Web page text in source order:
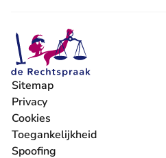
Sitemap
Privacy
Cookies
Toegankelijkheid
Spoofing